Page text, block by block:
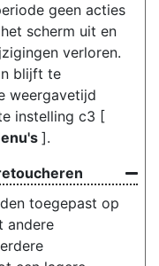
geen acties
scherm uit en
verloren.
blijft te
weergavetijd
instelling c3 [
].
toegepast op
andere